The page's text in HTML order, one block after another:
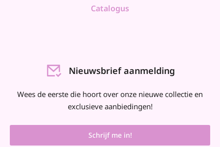
Catalogus
Nieuwsbrief aanmelding
Wees de eerste die hoort over onze nieuwe collectie en
exclusieve aanbiedingen!
Schrijf me in!